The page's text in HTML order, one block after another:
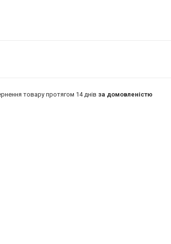
товару протягом 14 днів за домовленістю